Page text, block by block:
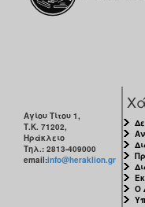
Αγίου Τίτου 1,
Τ.Κ. 71202,
Ηράκλειο
Τηλ.: 2813-409000
email:info@heraklion.gr
Ο